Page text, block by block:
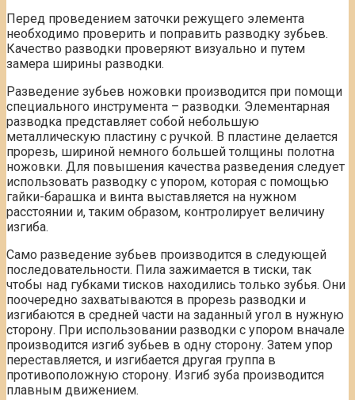
Перед проведением заточки режущего элемента
необходимо проверить и поправить разводку зубьев.
Качество разводки проверяют визуально и путем
замера ширины разводки.
Разведение зубьев ножовки производится при помощи
специального инструмента – разводки. Элементарная
разводка представляет собой небольшую
металлическую пластину с ручкой. В пластине делается
прорезь, шириной немного большей толщины полотна
ножовки. Для повышения качества разведения следует
использовать разводку с упором, которая с помощью
гайки-барашка и винта выставляется на нужном
расстоянии и, таким образом, контролирует величину
изгиба.
Само разведение зубьев производится в следующей
последовательности. Пила зажимается в тиски, так
чтобы над губками тисков находились только зубья. Они
поочередно захватываются в прорезь разводки и
изгибаются в средней части на заданный угол в нужную
сторону. При использовании разводки с упором вначале
производится изгиб зубьев в одну сторону. Затем упор
переставляется, и изгибается другая группа в
противоположную сторону. Изгиб зуба производится
плавным движением.